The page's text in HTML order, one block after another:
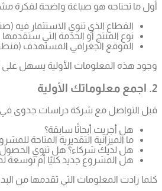
أول ما تحتاجه هو صياغة واضحة لفكرة
القطاع الذي تنوي الاستثمار فيه
نوع المنتج أو الخدمة التي ستقدمها
الموقع الجغرافي المستهدف
وجود هذه المعلومات الأولية يسهل على
2. اجمع معلوماتك الأولية
قبل التواصل مع شركة دراسات جدوى في
هل أجريت أبحاثًا سابقة؟
ما الميزانية التقديرية المتاحة
هل لديك شركاء؟ هل تنوي الحصول
هل المشروع جديد كليًا أم توسعة
كلما زادت المعلومات التي تقدمها من